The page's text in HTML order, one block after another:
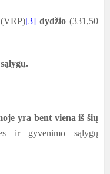
(VRP)[3] dydžio(331,50
yra bent viena iš šių
ir gyvenimo sąlygų